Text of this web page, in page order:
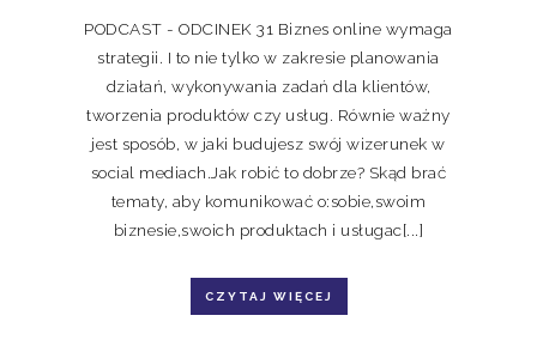
PODCAST - ODCINEK 31 Biznes online wymaga
strategii. I to nie tylko w zakresie planowania
działań, wykonywania zadań dla klientów,
tworzenia produktów czy usług. Równie ważny
jest sposób, w jaki budujesz swój wizerunek w
social mediach.Jak robić to dobrze? Skąd brać
tematy, aby komunikować o:sobie,swoim
biznesie,swoich produktach i usługac[...]
CZYTAJ WIĘCEJ